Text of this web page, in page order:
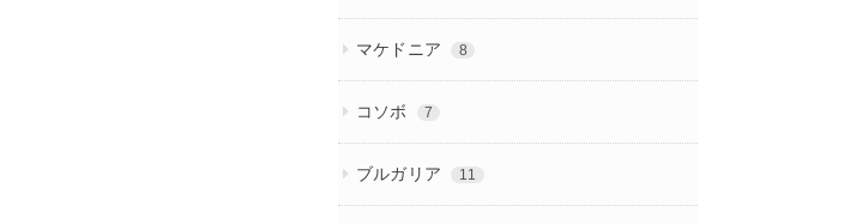
マケドニア 8
コソボ 7
ブルガリア 11